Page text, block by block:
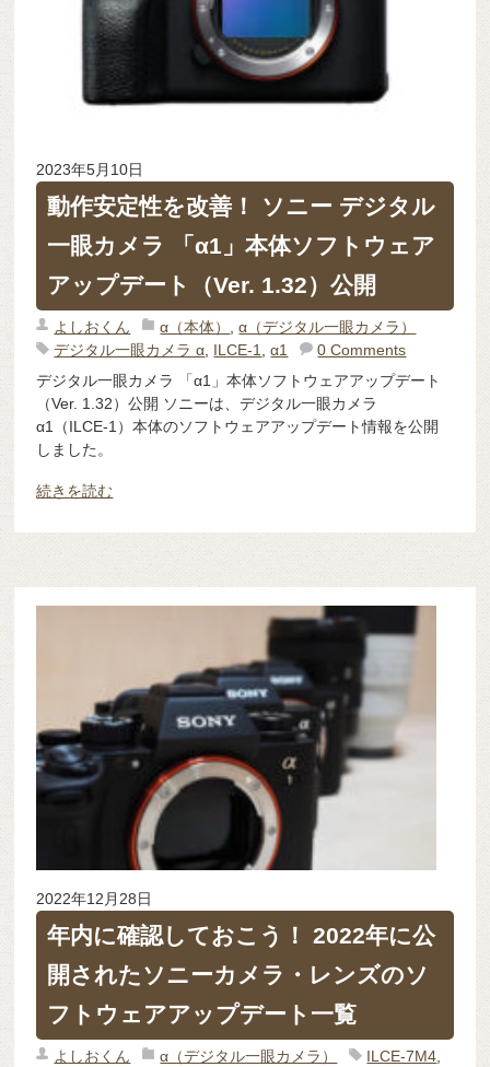
2023年5月10日
動作安定性を改善！ ソニー デジタル
一眼カメラ 「α1」本体ソフトウェア
アップデート（Ver. 1.32）公開
よしおくん α（本体） ,α（デジタル一眼カメラ）
デジタル一眼カメラ α ILCE-1 ,α1
0 Comments
デジタル一眼カメラ 「α1」本体ソフトウェアアップデート
（Ver. 1.32）公開 ソニーは、デジタル一眼カメラ
α1（ILCE-1）本体のソフトウェアアップデート情報を公開
しました。
続きを読む
2022年12月28日
年内に確認しておこう！ 2022年に公
開されたソニーカメラ・レンズのソ
フトウェアアップデート一覧
よしおくん α（デジタル一眼カメラ） ILCE-7M4,